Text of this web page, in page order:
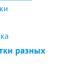
разных